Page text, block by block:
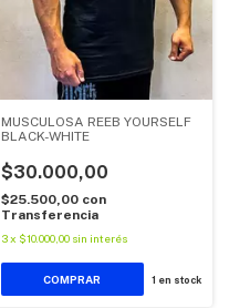
MUSCULOSA REEB YOURSELF
BLACK-WHITE
$30.000,00
$25.500,00 con
Transferencia
3 x $10.000,00 sin interés
COMPRAR 1 en stock